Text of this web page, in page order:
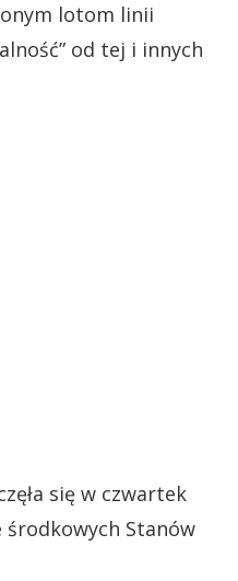
lotom linii
od tej i innych
się w czwartek
środkowych Stanów